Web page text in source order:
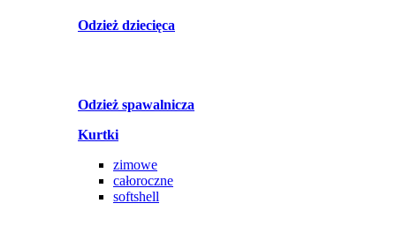
Odzież dziecięca
Odzież spawalnicza
Kurtki
zimowe
całoroczne
softshell